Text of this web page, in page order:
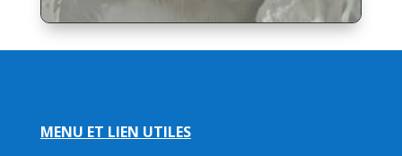
MENU ET LIEN UTILES